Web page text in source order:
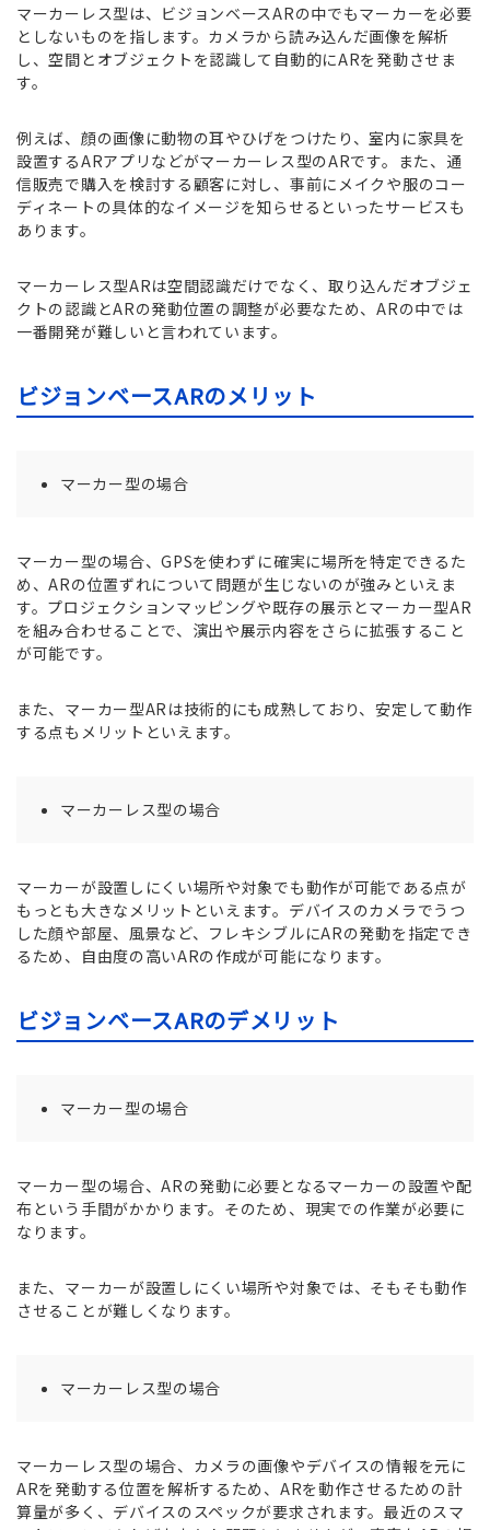
マーカーレス型は、ビジョンベースARの中でもマーカーを必要
としないものを指します。カメラから読み込んだ画像を解析
し、空間とオブジェクトを認識して自動的にARを発動させま
す。
例えば、顔の画像に動物の耳やひげをつけたり、室内に家具を
設置するARアプリなどがマーカーレス型のARです。また、通
信販売で購入を検討する顧客に対し、事前にメイクや服のコー
ディネートの具体的なイメージを知らせるといったサービスも
あります。
マーカーレス型ARは空間認識だけでなく、取り込んだオブジェ
クトの認識とARの発動位置の調整が必要なため、ARの中では
一番開発が難しいと言われています。
ビジョンベースARのメリット
マーカー型の場合
マーカー型の場合、GPSを使わずに確実に場所を特定できるた
め、ARの位置ずれについて問題が生じないのが強みといえま
す。プロジェクションマッピングや既存の展示とマーカー型AR
を組み合わせることで、演出や展示内容をさらに拡張すること
が可能です。
また、マーカー型ARは技術的にも成熟しており、安定して動作
する点もメリットといえます。
マーカーレス型の場合
マーカーが設置しにくい場所や対象でも動作が可能である点が
もっとも大きなメリットといえます。デバイスのカメラでうつ
した顔や部屋、風景など、フレキシブルにARの発動を指定でき
るため、自由度の高いARの作成が可能になります。
ビジョンベースARのデメリット
マーカー型の場合
マーカー型の場合、ARの発動に必要となるマーカーの設置や配
布という手間がかかります。そのため、現実での作業が必要に
なります。
また、マーカーが設置しにくい場所や対象では、そもそも動作
させることが難しくなります。
マーカーレス型の場合
マーカーレス型の場合、カメラの画像やデバイスの情報を元に
ARを発動する位置を解析するため、ARを動作させるための計
算量が多く、デバイスのスペックが要求されます。最近のスマ